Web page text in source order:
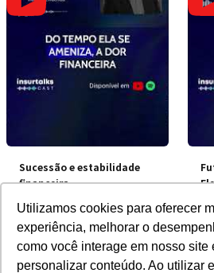
Utilizamos cookies para oferecer
experiência, melhorar o
como você interage em nosso site
personalizar conteúdo. Ao utilizar
Sucessão e estabilidade
financeira